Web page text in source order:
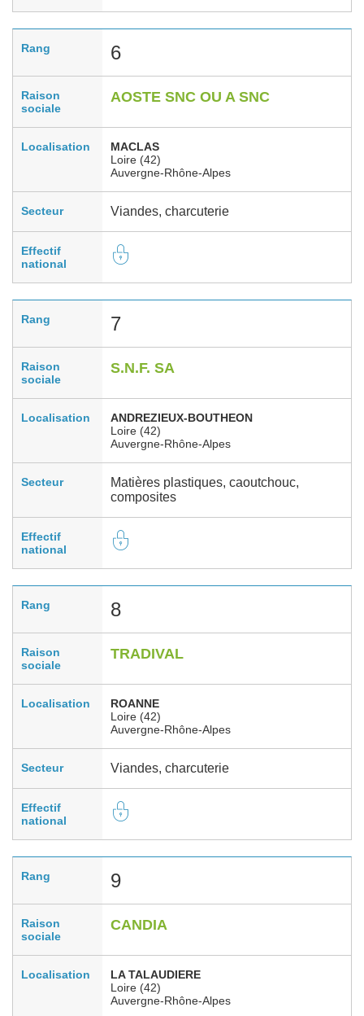
Rang 6
Raison
sociale
AOSTE SNC OU A SNC
Localisation
MACLAS
Loire (42)
Auvergne-Rhône-Alpes
Secteur Viandes, charcuterie
Effectif
national
Rang 7
Raison
sociale
S.N.F. SA
Localisation
ANDREZIEUX-BOUTHEON
Loire (42)
Auvergne-Rhône-Alpes
Secteur
Matières plastiques, caoutchouc,
composites
Effectif
national
Rang 8
Raison
sociale
TRADIVAL
Localisation
ROANNE
Loire (42)
Auvergne-Rhône-Alpes
Secteur Viandes, charcuterie
Effectif
national
Rang 9
Raison
sociale
CANDIA
Localisation
LA TALAUDIERE
Loire (42)
Auvergne-Rhône-Alpes